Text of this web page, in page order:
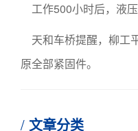
工作500小时后，液压
天和车桥提醒，柳工
原全部紧固件。
文章分类